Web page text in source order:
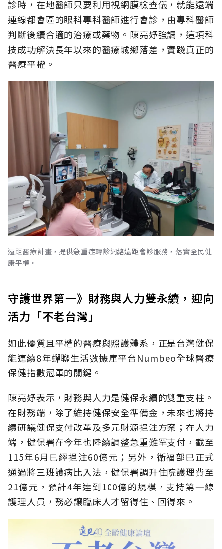
診時，在地醫師只要利用視網膜檢查儀，就能遠端
連線都會區的眼科專科醫師進行會診，由專科醫師
判斷後續合適的治療或藥物。陳亮妤強調，這項科
技成功解決長年以來的醫療城鄉落差，實踐真正的
醫療平權。
遠距醫療計畫，提供急重症轉診網絡遠距會診服務，落實全民健
康平權。
守護世界第一》財務與人力雙永續，迎向
活力「不老台灣」
如此優質且平權的醫療與照護體系，正是台灣健保
能連續8年蟬聯生活數據庫平台Numbeo全球醫療
保健指數冠軍的關鍵。
陳亮妤表示，財務與人力是健保永續的雙重支柱。
在財務端，除了維持健保安全準備金，未來也將持
續研議健保支付改革及多元財源挹注方案；在人力
端，健保署在今年也陸續調整急重難罕支付，截至
115年6月已經挹注60億元；另外，衛福部已正式
通過將三班護病比入法，健保署調升住院護理費至
21億元，預計4年達到100億的規模，支持第一線
護理人員，務必讓臨床人才留得住、回得來。